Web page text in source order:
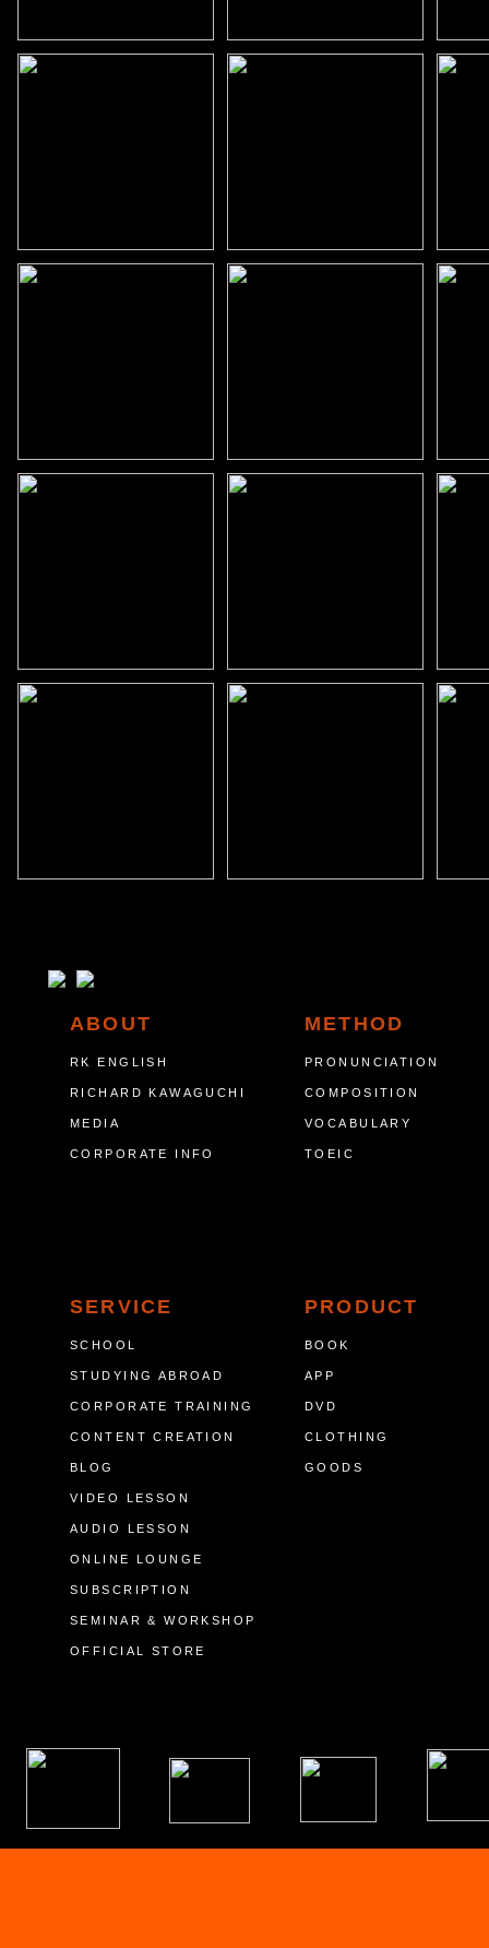
ABOUT
RK ENGLISH
RICHARD KAWAGUCHI
MEDIA
CORPORATE INFO
METHOD
PRONUNCIATION
COMPOSITION
VOCABULARY
TOEIC
SERVICE
SCHOOL
STUDYING ABROAD
CORPORATE TRAINING
CONTENT CREATION
BLOG
VIDEO LESSON
AUDIO LESSON
ONLINE LOUNGE
SUBSCRIPTION
SEMINAR & WORKSHOP
OFFICIAL STORE
PRODUCT
BOOK
APP
DVD
CLOTHING
GOODS